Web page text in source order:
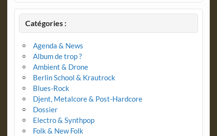
Catégories :
Agenda & News
Album de trop ?
Ambient & Drone
Berlin School & Krautrock
Blues-Rock
Djent, Metalcore & Post-Hardcore
Dossier
Electro & Synthpop
Folk & New Folk